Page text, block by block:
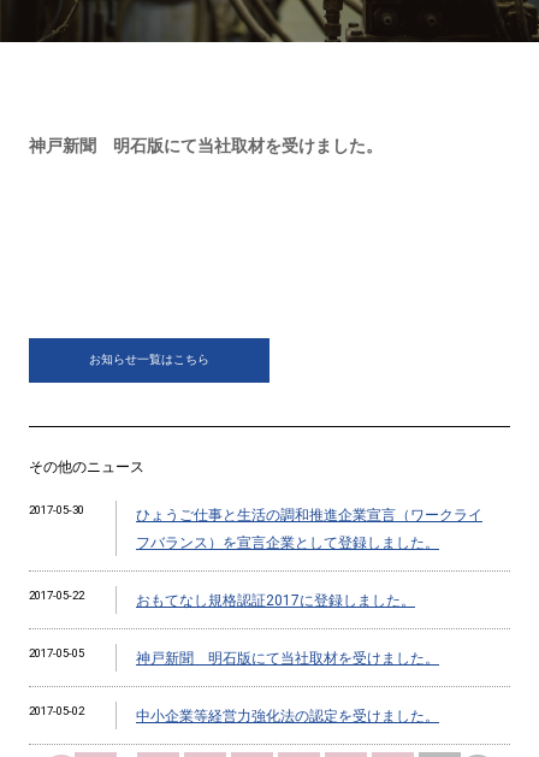
神戸新聞 明石版にて当社取材を受けました。
お知らせ一覧はこちら
その他のニュース
2017-05-30
ひょうご仕事と生活の調和推進企業宣言（ワークライ
フバランス）を宣言企業として登録しました。
2017-05-22 おもてなし規格認証2017に登録しました。
2017-05-05 神戸新聞 明石版にて当社取材を受けました。
2017-05-02 中小企業等経営力強化法の認定を受けました。